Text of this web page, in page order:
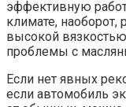
эффективную
климате, наоборот,
высокой
проблемы с
Если нет явных
если автомобиль